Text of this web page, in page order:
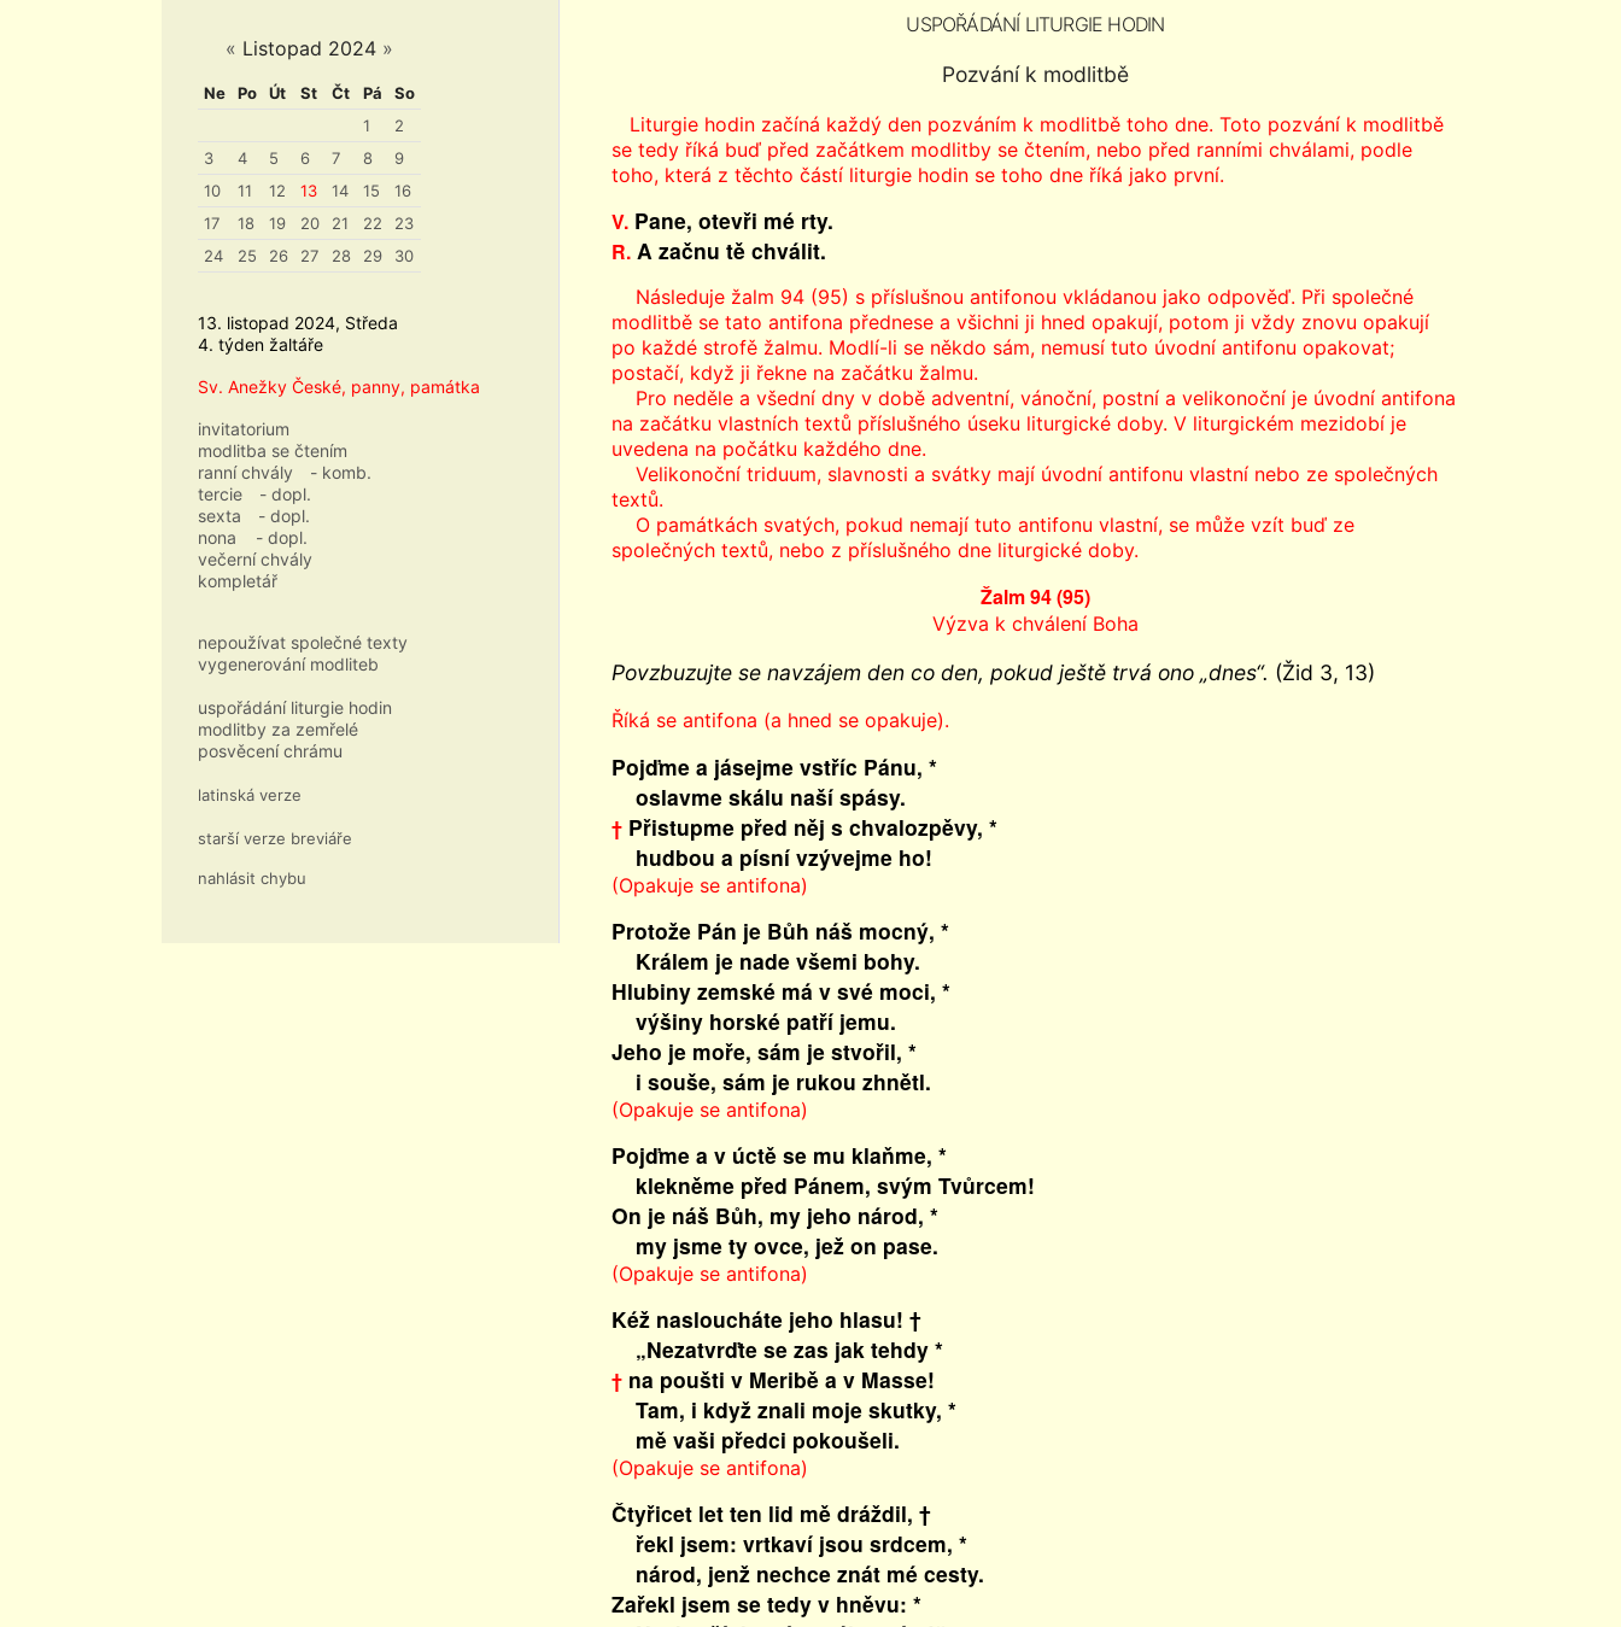
« Listopad 2024 »
Ne Po Út St Čt Pá
So
1
2
3
4 5 6 7 8
9
10
11 12 13 14 15
16
17
18 19 20 21 22
23
24
25 26 27 28 29 30
13. listopad 2024, Středa
4. týden žaltáře
Sv. Anežky České, panny, památka
invitatorium
modlitba se čtením
ranní chvály
- komb.
tercie
- dopl.
sexta
- dopl.
nona
- dopl.
večerní chvály
kompletář
nepoužívat společné texty
vygenerování modliteb
uspořádání liturgie hodin
modlitby za zemřelé
posvěcení chrámu
latinská verze
starší verze breviáře
nahlásit chybu
USPOŘÁDÁNÍ LITURGIE HODIN
Pozvání k modlitbě
Liturgie hodin začíná každý den pozváním k modlitbě toho dne. Toto pozvání k modlitbě
se tedy říká buď před začátkem modlitby se čtením, nebo před ranními chválami, podle
toho, která z těchto částí liturgie hodin se toho dne říká jako první.
V. Pane, otevři mé rty.
R. A začnu tě chválit.
Následuje žalm 94 (95) s příslušnou antifonou vkládanou jako odpověď. Při společné
modlitbě se tato antifona přednese a všichni ji hned opakují, potom ji vždy znovu opakují
po každé strofě žalmu. Modlí-li se někdo sám, nemusí tuto úvodní antifonu opakovat;
postačí, když ji řekne na začátku žalmu.
Pro neděle a všední dny v době adventní, vánoční, postní a velikonoční je úvodní antifona
na začátku vlastních textů příslušného úseku liturgické doby. V liturgickém mezidobí je
uvedena na počátku každého dne.
Velikonoční triduum, slavnosti a svátky mají úvodní antifonu vlastní nebo ze společných
textů.
O památkách svatých, pokud nemají tuto antifonu vlastní, se může vzít buď ze
společných textů, nebo z příslušného dne liturgické doby.
Žalm 94 (95)
Výzva k chválení Boha
Povzbuzujte se navzájem den co den, pokud ještě trvá ono „dnes“. (Žid 3, 13)
Říká se antifona (a hned se opakuje).
Pojďme a jásejme vstříc Pánu, *
oslavme skálu naší spásy.
† Přistupme před něj s chvalozpěvy, *
hudbou a písní vzývejme ho!
(Opakuje se antifona)
Protože Pán je Bůh náš mocný, *
Králem je nade všemi bohy.
Hlubiny zemské má v své moci, *
výšiny horské patří jemu.
Jeho je moře, sám je stvořil, *
i souše, sám je rukou zhnětl.
(Opakuje se antifona)
Pojďme a v úctě se mu klaňme, *
klekněme před Pánem, svým Tvůrcem!
On je náš Bůh, my jeho národ, *
my jsme ty ovce, jež on pase.
(Opakuje se antifona)
Kéž nasloucháte jeho hlasu! †
„Nezatvrďte se zas jak tehdy *
† na poušti v Meribě a v Masse!
Tam, i když znali moje skutky, *
mě vaši předci pokoušeli.
(Opakuje se antifona)
Čtyřicet let ten lid mě dráždil, †
řekl jsem: vrtkaví jsou srdcem, *
národ, jenž nechce znát mé cesty.
Zařekl jsem se tedy v hněvu: *